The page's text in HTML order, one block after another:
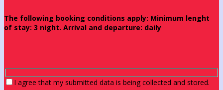
The following booking conditions apply: Minimum lenght
of stay: 3 night. Arrival and departure: daily
I agree that my submitted data is being collected and stored.